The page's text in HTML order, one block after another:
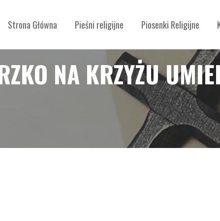
Strona Główna Pieśni religijne Piosenki Religijne
NA KRZYŻU